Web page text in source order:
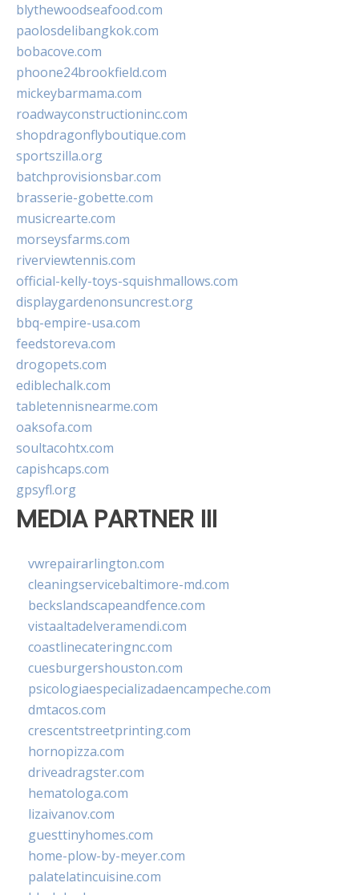
blythewoodseafood.com
paolosdelibangkok.com
bobacove.com
phoone24brookfield.com
mickeybarmama.com
roadwayconstructioninc.com
shopdragonflyboutique.com
sportszilla.org
batchprovisionsbar.com
brasserie-gobette.com
musicrearte.com
morseysfarms.com
riverviewtennis.com
official-kelly-toys-squishmallows.com
displaygardenonsuncrest.org
bbq-empire-usa.com
feedstoreva.com
drogopets.com
ediblechalk.com
tabletennisnearme.com
oaksofa.com
soultacohtx.com
capishcaps.com
gpsyfl.org
MEDIA PARTNER III
vwrepairarlington.com
cleaningservicebaltimore-md.com
beckslandscapeandfence.com
vistaaltadelveramendi.com
coastlinecateringnc.com
cuesburgershouston.com
psicologiaespecializadaencampeche.com
dmtacos.com
crescentstreetprinting.com
hornopizza.com
driveadragster.com
hematologa.com
lizaivanov.com
guesttinyhomes.com
home-plow-by-meyer.com
palatelatincuisine.com